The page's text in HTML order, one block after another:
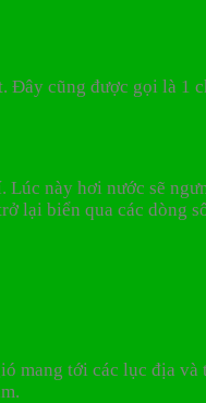
Đây cũng được gọi là 1
này hơi nước sẽ
lại biển qua các dòng
mang tới các lục địa và